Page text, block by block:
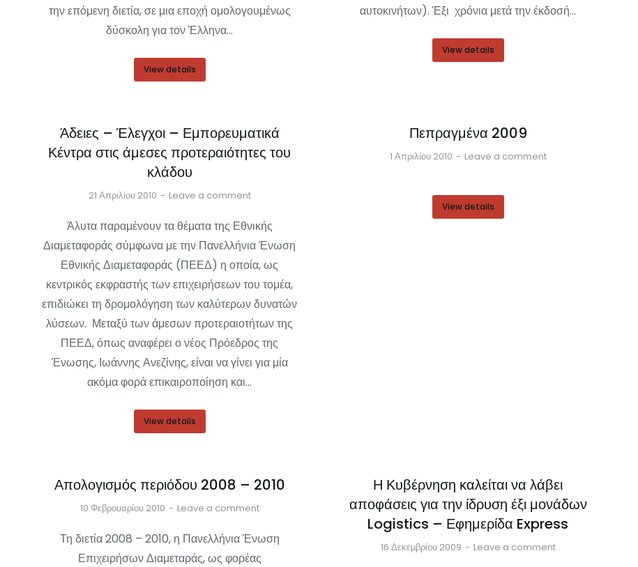
την επόμενη διετία, σε μια εποχή ομολογουμένως
δύσκολη για τον Έλληνα…
View details
αυτοκινήτων). Έξι χρόνια μετά την έκδοσή…
View details
Άδειες – Έλεγχοι – Εμπορευματικά
Κέντρα στις άμεσες προτεραιότητες του
κλάδου
21 Απριλίου 2010 Leave a comment
Άλυτα παραμένουν τα θέματα της Εθνικής
Διαμεταφοράς σύμφωνα με την Πανελλήνια Ένωση
Εθνικής Διαμεταφοράς (ΠΕΕΔ) η οποία, ως
κεντρικός εκφραστής των επιχειρήσεων του τομέα,
επιδιώκει τη δρομολόγηση των καλύτερων δυνατών
λύσεων. Μεταξύ των άμεσων προτεραιοτήτων της
ΠΕΕΔ, όπως αναφέρει ο νέος Πρόεδρος της
Ένωσης, Ιωάννης Ανεζίνης, είναι να γίνει για μία
ακόμα φορά επικαιροποίηση και…
View details
Πεπραγμένα 2009
1 Απριλίου 2010 Leave a comment
View details
Απολογισμός περιόδου 2008 – 2010
10 Φεβρουαρίου 2010 Leave a comment
Τη διετία 2008 – 2010, η Πανελλήνια Ένωση
Επιχειρήσων Διαμεταράς, ως φορέας
Η Κυβέρνηση καλείται να λάβει
αποφάσεις για την ίδρυση έξι μονάδων
Logistics – Εφημερίδα Express
16 Δεκεμβρίου 2009 Leave a comment